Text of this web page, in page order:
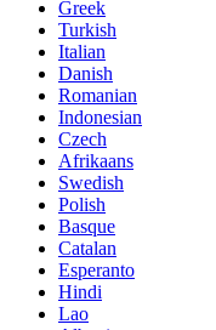
Greek
Turkish
Italian
Danish
Romanian
Indonesian
Czech
Afrikaans
Swedish
Polish
Basque
Catalan
Esperanto
Hindi
Lao